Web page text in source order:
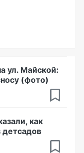
ул. Майской:
(фото)
как
детсадов